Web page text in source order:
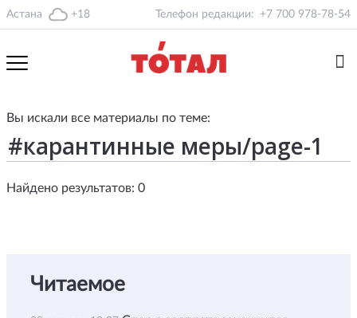
Астана +18 Телефон редакции: +7 700 978-78-54
Вы искали все материалы по теме:
Найдено результатов: 0
Читаемое